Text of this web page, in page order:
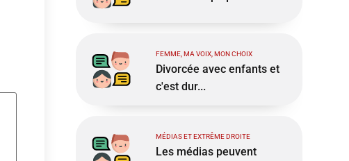
FEMME, MA VOIX, MON CHOIX
Divorcée avec enfants et
c'est dur...
MÉDIAS ET EXTRÊME DROITE
Les médias peuvent